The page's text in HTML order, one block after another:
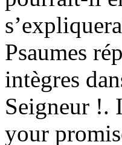
Psaumes
intègres
Seigneur !.
your